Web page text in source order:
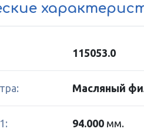
115053.0
Масляный
94.000 мм.